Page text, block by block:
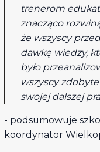
trenerom
znacząco
że wszyscy
dawkę wiedzy,
było
wszyscy
swojej dalszej
- podsumowuje
koordynator